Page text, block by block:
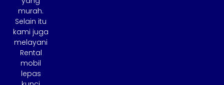
murah.
Selain itu
kami juga
melayani
Rental
mobil
lepas